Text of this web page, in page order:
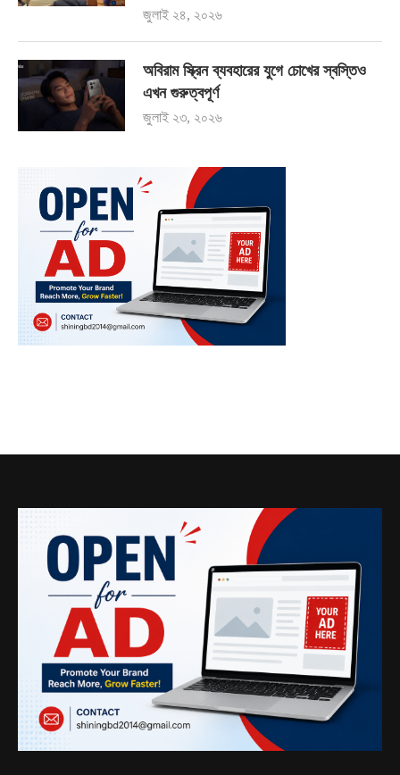
জুলাই ২৪, ২০২৬
অবিরাম স্ক্রিন ব্যবহারের যুগে চোখের স্বস্তিও
এখন গুরুত্বপূর্ণ
জুলাই ২৩, ২০২৬